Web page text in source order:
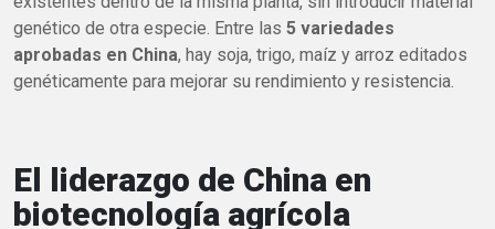
genético de otra especie. Entre las 5 variedades
aprobadas en China, hay soja, trigo, maíz y arroz editados
genéticamente para mejorar su rendimiento y resistencia.
El liderazgo de China en
biotecnología agrícola